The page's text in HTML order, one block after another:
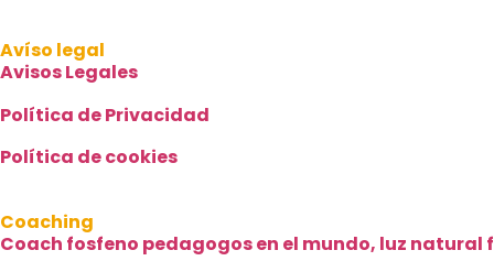
Avíso legal
Avisos Legales
Política de Privacidad
Política de cookies
Coaching
Coach fosfeno pedagogos en el mundo, luz natural